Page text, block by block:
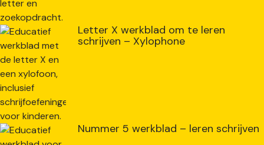
Letter X werkblad om te leren
schrijven – Xylophone
Nummer 5 werkblad – leren schrijven